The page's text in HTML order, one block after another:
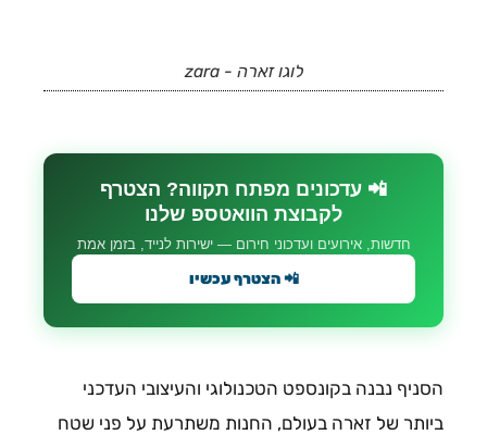
לוגו זארה - zara
📲 עדכונים מפתח תקווה? הצטרף
לקבוצת הוואטספ שלנו
חדשות, אירועים ועדכוני חירום — ישירות לנייד, בזמן אמת
📲 הצטרף עכשיו
הסניף נבנה בקונספט הטכנולוגי והעיצובי העדכני
ביותר של זארה בעולם, החנות משתרעת על פני שטח